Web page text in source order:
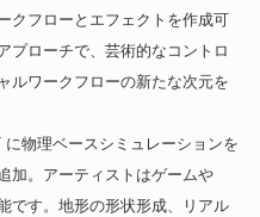
クフローとエフェクトを作成可
プローチで、芸術的なコントロ
ルワークフローの新たな次元を
に物理ベースシミュレーションを
加。アーティストはゲームや
です。地形の形状形成、リアル